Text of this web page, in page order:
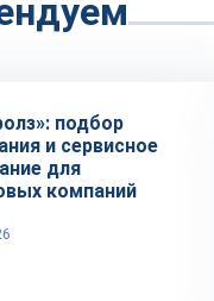
подбор
и сервисное
для
компаний